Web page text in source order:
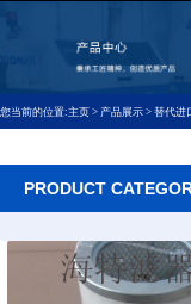
您当前的位置:主页 > 产品展示 > 替代进
PRODUCT